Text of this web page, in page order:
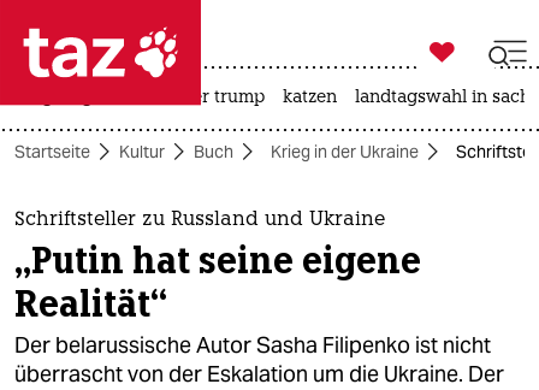
 taz zahl ich
taz zahl ich
themen
politik
öko
gesellschaft

taz zahl ich
usa unter trump katzen landtagswahl in
Startseite Kultur Buch Krieg in der Ukraine
Schriftsteller zu Russland und Ukraine
„Putin hat seine eigene
Realität“
Der belarussische Autor Sasha Filipenko ist nicht
überrascht von der Eskalation um die Ukraine. Der